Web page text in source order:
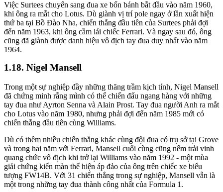
Việc Surtees chuyển sang đua xe bốn bánh bắt đầu vào năm 1960,
khi ông ra mắt cho Lotus. Dù giành vị trí pole ngay ở lần xuất hiện
thứ ba tại Bồ Đào Nha, chiến thắng đầu tiên của Surtees phải đợi
đến năm 1963, khi ông cầm lái chiếc Ferrari. Và ngay sau đó, ông
cũng đã giành được danh hiệu vô địch tay đua duy nhất vào năm
1964.
Nigel Mansell
Trong một sự nghiệp đầy những thăng trầm kịch tính, Nigel Mansell
đã chứng minh rằng mình có thể chiến đấu ngang hàng với những
tay đua như Ayrton Senna và Alain Prost. Tay đua người Anh ra mắt
cho Lotus vào năm 1980, nhưng phải đợi đến năm 1985 mới có
chiến thắng đầu tiên cùng Williams.
Dù có thêm nhiều chiến thắng khác cùng đội đua có trụ sở tại Grove
và trong hai năm với Ferrari, Mansell cuối cùng cũng nếm trải vinh
quang chức vô địch khi trở lại Williams vào năm 1992 - một mùa
giải chứng kiến màn thể hiện áp đảo của ông trên chiếc xe biểu
tượng FW14B. Với 31 chiến thắng trong sự nghiệp, Mansell vẫn là
một trong những tay đua thành công nhất của Formula 1.